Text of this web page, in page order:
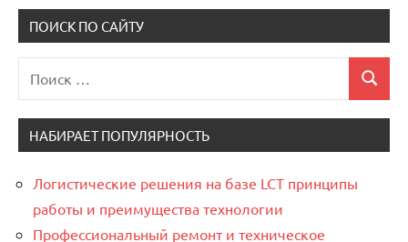
ПОИСК ПО САЙТУ
для:
Поиск
НАБИРАЕТ ПОПУЛЯРНОСТЬ
Логистические решения на базе LCT принципы
работы и преимущества технологии
Профессиональный ремонт и техническое